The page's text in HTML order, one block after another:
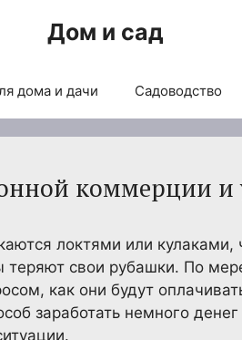
Дом и сад
дома и дачи Садоводство
коммерции
локтями или кулаками,
свои рубашки. По
как они будут
заработать немного